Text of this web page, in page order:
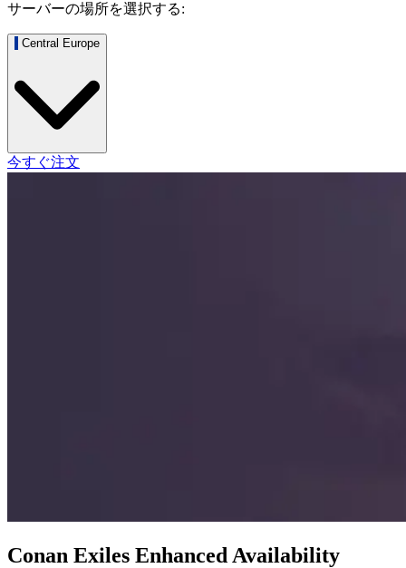
サーバーの場所を選択する:
Central Europe
今すぐ注文
Conan Exiles Enhanced Availability